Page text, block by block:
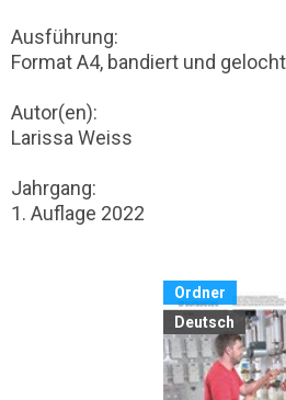
Ausführung:
Format A4, bandiert und
Autor(en):
Larissa Weiss
Jahrgang:
1. Auflage 2022
Ordner
Deutsch